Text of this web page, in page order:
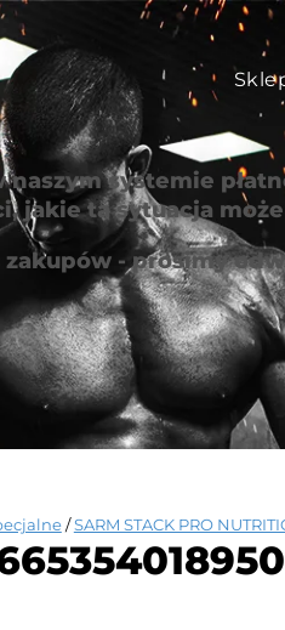
/SARM STACK PRO
systemie
jakie ta sytuacja
- prosimy